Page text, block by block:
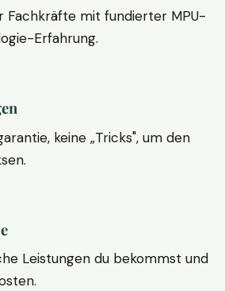
Fachkräfte mit fundierter MPU-
Erfahrung.
keine „Tricks", um den
Leistungen du bekommst und